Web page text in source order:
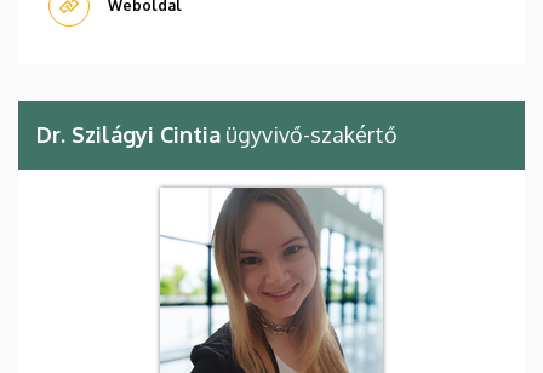
Weboldal
Dr. Szilágyi Cintia ügyvivő-szakértő